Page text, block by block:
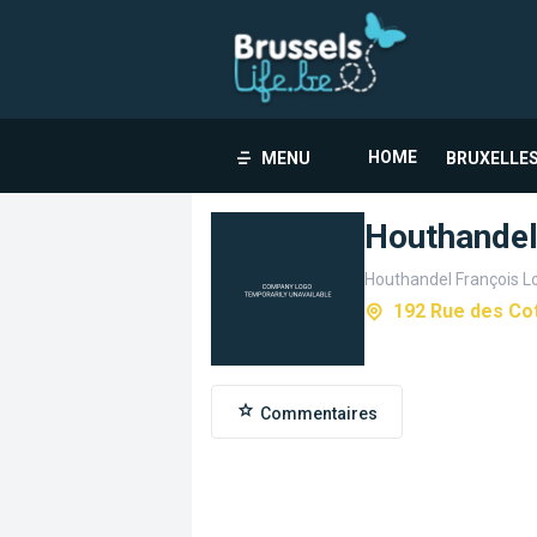
MENU HOME
Houthandel François
192 Rue des
Commentaires